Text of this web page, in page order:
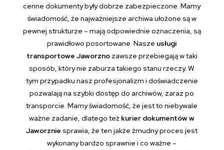
cenne dokumenty były dobrze zabezpieczone. Mamy
świadomość, że najważniejsze archiwa ułożone są w
pewnej strukturze – mają odpowiednie oznaczenia, są
prawidłowo posortowane. Nasze usługi
transportowe Jaworznozawsze przebiegają w taki
sposób, który nie zaburza takiego stanu rzeczy. W
tym przypadku nasz profesjonalizm i doświadczenie
pozwalają na szybki dostęp do archiwów, zaraz po
transporcie. Mamy świadomość, że jest to niebywale
ważne zadanie, dlatego też kurier dokumentów w
Jaworznie sprawia, że ten jakże żmudny proces jest
wykonany bardzo sprawnie i co ważne –